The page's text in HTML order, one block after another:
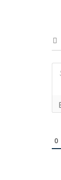
0